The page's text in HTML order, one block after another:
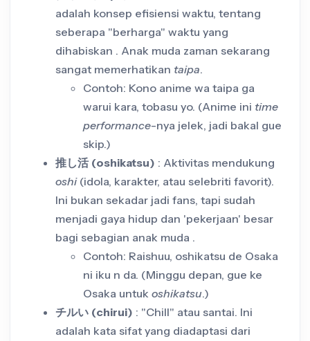
adalah konsep efisiensi waktu, tentang
seberapa "berharga" waktu yang
dihabiskan . Anak muda zaman sekarang
sangat memerhatikan taipa.
Contoh: Kono anime wa taipa ga
warui kara, tobasu yo. (Anime ini time
performance-nya jelek, jadi bakal gue
skip.)
推し活 (oshikatsu) : Aktivitas mendukung
oshi(idola, karakter, atau selebriti favorit).
Ini bukan sekadar jadi fans, tapi sudah
menjadi gaya hidup dan 'pekerjaan' besar
bagi sebagian anak muda .
Contoh: Raishuu, oshikatsu de Osaka
ni iku n da. (Minggu depan, gue ke
Osaka untuk oshikatsu.)
チルい (chirui) : "Chill" atau santai. Ini
adalah kata sifat yang diadaptasi dari